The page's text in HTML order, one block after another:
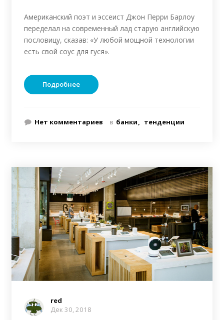
Американский поэт и эссеист Джон Перри Барлоу
переделал на современный лад старую английскую
пословицу, сказав: «У любой мощной технологии
есть свой соус для гуся».
Подробнее
Нет комментариев в банки тенденции
red
Дек 30, 2018